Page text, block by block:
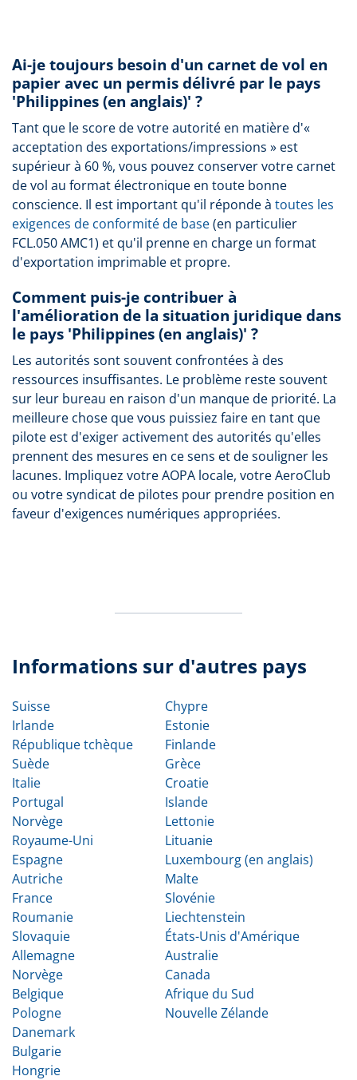
Ai-je toujours besoin d'un carnet de vol en
papier avec un permis délivré par le pays
'Philippines (en anglais)' ?
Tant que le score de votre autorité en matière d'«
acceptation des exportations/impressions » est
supérieur à 60 %, vous pouvez conserver votre carnet
de vol au format électronique en toute bonne
conscience. Il est important qu'il réponde à toutes les
exigences de conformité de base(en particulier
FCL.050 AMC1) et qu'il prenne en charge un format
d'exportation imprimable et propre.
Comment puis-je contribuer à
l'amélioration de la situation juridique dans
le pays 'Philippines (en anglais)' ?
Les autorités sont souvent confrontées à des
ressources insuffisantes. Le problème reste souvent
sur leur bureau en raison d'un manque de priorité. La
meilleure chose que vous puissiez faire en tant que
pilote est d'exiger activement des autorités qu'elles
prennent des mesures en ce sens et de souligner les
lacunes. Impliquez votre AOPA locale, votre AeroClub
ou votre syndicat de pilotes pour prendre position en
faveur d'exigences numériques appropriées.
Informations sur d'autres pays
Suisse
Irlande
République tchèque
Suède
Italie
Portugal
Norvège
Royaume-Uni
Espagne
Autriche
France
Roumanie
Slovaquie
Allemagne
Norvège
Belgique
Pologne
Danemark
Bulgarie
Hongrie
Chypre
Estonie
Finlande
Grèce
Croatie
Islande
Lettonie
Lituanie
Luxembourg (en anglais)
Malte
Slovénie
Liechtenstein
États-Unis d'Amérique
Australie
Canada
Afrique du Sud
Nouvelle Zélande